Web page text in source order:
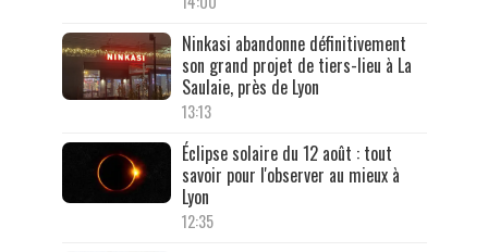
Ninkasi abandonne définitivement
son grand projet de tiers-lieu à La
Saulaie, près de Lyon
13:13
Éclipse solaire du 12 août : tout
savoir pour l'observer au mieux à
Lyon
12:35